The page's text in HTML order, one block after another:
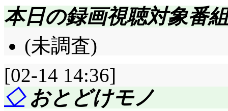
本日の録画視聴対象番組
(未調査)
[02-14 14:36]
◇おとどけモノ